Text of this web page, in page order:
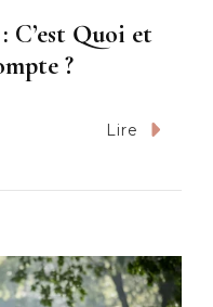
C’est Quoi et
?
Lire